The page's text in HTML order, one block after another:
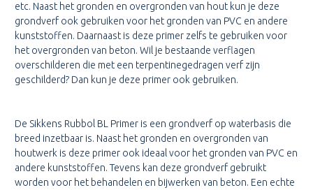
etc. Naast het gronden en overgronden van hout kun je deze
grondverf ook gebruiken voor het gronden van PVC en andere
kunststoffen. Daarnaast is deze primer zelfs te gebruiken voor
het overgronden van beton. Wil je bestaande verflagen
overschilderen die met een terpentinegedragen verf zijn
geschilderd? Dan kun je deze primer ook gebruiken.
De Sikkens Rubbol BL Primer is een grondverf op waterbasis die
breed inzetbaar is. Naast het gronden en overgronden van
houtwerk is deze primer ook ideaal voor het gronden van PVC en
andere kunststoffen. Tevens kan deze grondverf gebruikt
worden voor het behandelen en bijwerken van beton. Een echte